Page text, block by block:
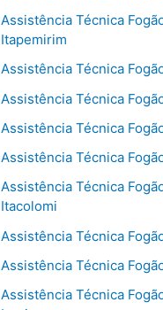
Assistência Técnica
Itapemirim
Assistência Técnica
Assistência Técnica
Assistência Técnica
Assistência Técnica
Assistência Técnica
Itacolomi
Assistência Técnica
Assistência Técnica
Assistência Técnica